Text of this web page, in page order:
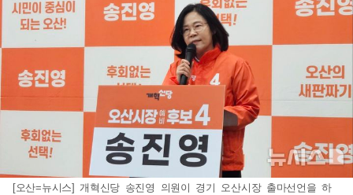
[오산=뉴시스] 개혁신당 송진영 의원이 경기 오산시장 출마선언을 하